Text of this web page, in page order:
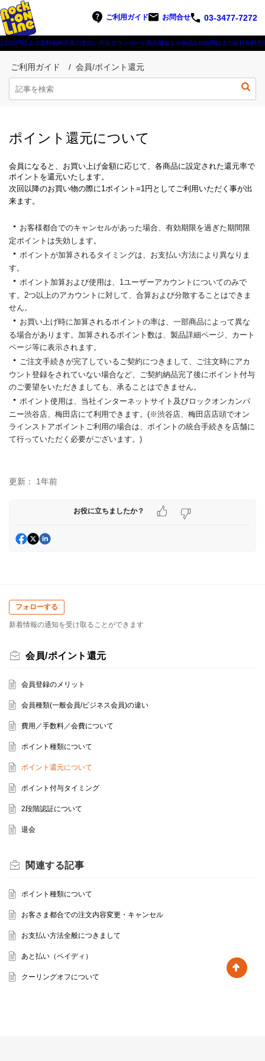
ご利用ガイド お問合せ 03-3477-7272
3,000円以上で送料無料充実の支払い方法ダウンロード商品最短１分納品3,000円以上で送料無料充
ご利用ガイド 会員/ポイント還元
ポイント還元について
会員になると、お買い上げ金額に応じて、各商品に設定された還元率で
ポイントを還元いたします。
次回以降のお買い物の際に1ポイント=1円としてご利用いただく事が出
来ます。
・ お客様都合でのキャンセルがあった場合、有効期限を過ぎた期間限
定ポイントは失効します。
・ ポイントが加算されるタイミングは、お支払い方法により異なりま
す。
・ ポイント加算および使用は、1ユーザーアカウントについてのみで
す。2つ以上のアカウントに対して、合算および分散することはできま
せん。
・ お買い上げ時に加算されるポイントの率は、一部商品によって異な
る場合があります。加算されるポイント数は、製品詳細ページ、カート
ページ等に表示されます。
・ ご注文手続きが完了しているご契約につきまして、ご注文時にアカ
ウント登録をされていない場合など、ご契約納品完了後にポイント付与
のご要望をいただきましても、承ることはできません。
・ ポイント使用は、当社インターネットサイト及びロックオンカンパ
ニー渋谷店、梅田店にて利用できます。(※渋谷店、梅田店店頭でオン
ラインストアポイントご利用の場合は、ポイントの統合手続きを店舗に
て行っていただく必要がございます。)
更新： 1年前
お役に立ちましたか？
フォローする
新着情報の通知を受け取ることができます
会員/ポイント還元
会員登録のメリット
会員種類(一般会員/ビジネス会員)の違い
費用／手数料／会費について
ポイント種類について
ポイント還元について
ポイント付与タイミング
2段階認証について
退会
関連する記事
ポイント種類について
お客さま都合での注文内容変更・キャンセル
お支払い方法全般につきまして
あと払い（ペイディ）
クーリングオフについて